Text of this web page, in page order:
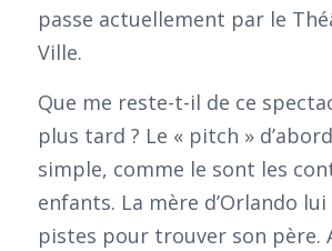
passe actuellement par le
Ville.
Que me reste-t-il de ce
plus tard ? Le « pitch »
simple, comme le sont les
enfants. La mère d’Orlando
pistes pour trouver son père.